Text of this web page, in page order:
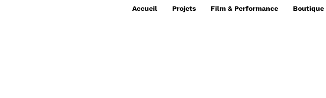
Accueil Projets Film & Performance Boutique